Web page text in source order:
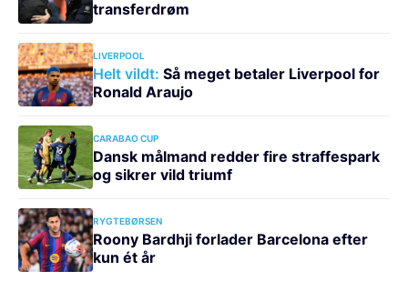
transferdrøm
LIVERPOOL
Helt vildt: Så meget betaler Liverpool for
Ronald Araujo
CARABAO CUP
Dansk målmand redder fire straffespark
og sikrer vild triumf
RYGTEBØRSEN
Roony Bardhji forlader Barcelona efter
kun ét år